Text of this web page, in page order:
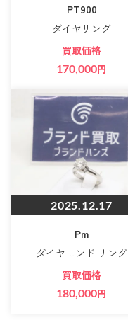
PT900
ダイヤリング
買取価格
170,000円
2025.12.17
Pm
ダイヤモンド リング
買取価格
180,000円